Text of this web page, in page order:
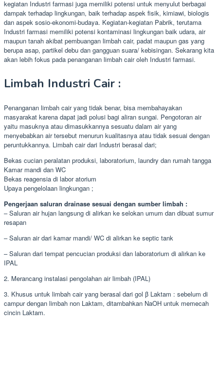
kegiatan Industri farmasi juga memiliki potensi untuk menyulut berbagai
dampak terhadap lingkungan, baik terhadap aspek fisik, kimiawi, biologis
dan aspek sosio-ekonomi-budaya. Kegiatan-kegiatan Pabrik, terutama
Industri farmasi memiliki potensi kontaminasi lingkungan baik udara, air
maupun tanah akibat pembuangan limbah cair, padat maupun gas yang
berupa asap, partikel debu dan gangguan suara/ kebisingan. Sekarang kita
akan lebih fokus pada penanganan limbah cair oleh Industri farmasi.
Limbah Industri Cair :
Penanganan limbah cair yang tidak benar, bisa membahayakan
masyarakat karena dapat jadi polusi bagi aliran sungai. Pengotoran air
yaitu masuknya atau dimasukkannya sesuatu dalam air yang
menyebabkan air tersebut menurun kualitasnya atau tidak sesuai dengan
peruntukkannya. Limbah cair dari Industri berasal dari;
Bekas cucian peralatan produksi, laboratorium, laundry dan rumah tangga
Kamar mandi dan WC
Bekas reagensia di labor atorium
Upaya pengelolaan lingkungan ;
Pengerjaan saluran drainase sesuai dengan sumber limbah :
– Saluran air hujan langsung di alirkan ke selokan umum dan dibuat sumur
resapan
– Saluran air dari kamar mandi/ WC di alirkan ke septic tank
– Saluran dari tempat pencucian produksi dan laboratorium di alirkan ke
IPAL
2. Merancang instalasi pengolahan air limbah (IPAL)
3. Khusus untuk limbah cair yang berasal dari gol β Laktam : sebelum di
campur dengan limbah non Laktam, ditambahkan NaOH untuk memecah
cincin Laktam.